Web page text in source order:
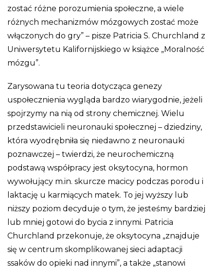
zostać różne porozumienia społeczne, a wiele
różnych mechanizmów mózgowych zostać może
włączonych do gry” – pisze Patricia S. Churchland z
Uniwersytetu Kalifornijskiego w książce „Moralność
mózgu”.
Zarysowana tu teoria dotycząca genezy
uspołecznienia wygląda bardzo wiarygodnie, jeżeli
spojrzymy na nią od strony chemicznej. Wielu
przedstawicieli neuronauki społecznej – dziedziny,
która wyodrębniła się niedawno z neuronauki
poznawczej – twierdzi, że neurochemiczną
podstawą współpracy jest oksytocyna, hormon
wywołujący m.in. skurcze macicy podczas porodu i
laktację u karmiących matek. To jej wyższy lub
niższy poziom decyduje o tym, że jesteśmy bardziej
lub mniej gotowi do bycia z innymi. Patricia
Churchland przekonuje, że oksytocyna „znajduje
się w centrum skomplikowanej sieci adaptacji
ssaków do opieki nad innymi”, a także „stanowi